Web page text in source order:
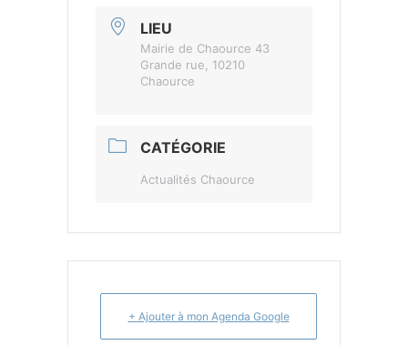
LIEU
Mairie de Chaource 43
Grande rue, 10210
Chaource
CATÉGORIE
Actualités Chaource
+ Ajouter à mon Agenda Google